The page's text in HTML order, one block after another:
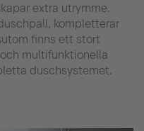
extra utrymme.
kompletterar
finns ett stort
multifunktionella
duschsystemet.